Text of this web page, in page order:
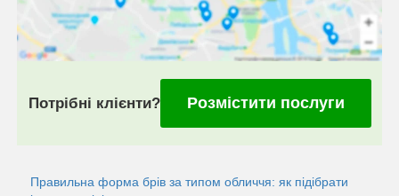
Потрібні клієнти? Розмістити послуги
Правильна форма брів за типом обличчя: як підібрати